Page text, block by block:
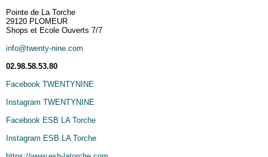
Pointe de La Torche
29120 PLOMEUR
Shops et Ecole Ouverts 7/7
info@twenty-nine.com
02.98.58.53.80
Facebook TWENTYNINE
Instagram TWENTYNINE
Facebook ESB LA Torche
Instagram ESB LA Torche